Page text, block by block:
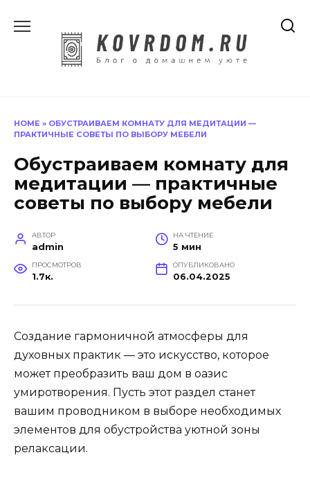
содержанию
HOME » ОБУСТРАИВАЕМ КОМНАТУ ДЛЯ МЕДИТАЦИИ —
ПРАКТИЧНЫЕ СОВЕТЫ ПО ВЫБОРУ МЕБЕЛИ
Обустраиваем комнату для
медитации — практичные
советы по выбору мебели
АВТОР
admin
НА ЧТЕНИЕ
5 мин
ПРОСМОТРОВ
1.7к.
ОПУБЛИКОВАНО
06.04.2025
Создание гармоничной атмосферы для
духовных практик — это искусство, которое
может преобразить ваш дом в оазис
умиротворения. Пусть этот раздел станет
вашим проводником в выборе необходимых
элементов для обустройства уютной зоны
релаксации.